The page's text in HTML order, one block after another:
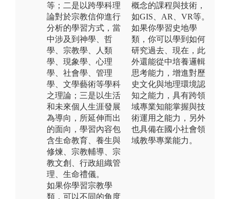
等；二是以跨學科理
論對於宗教信仰進行
分析的學習方式，當
中涉及到神學、哲
學、宗教學、人類
學、現象學、心理
學、社會學、管理
學、文學藝術等學科
之理論；三是以生活
和未來個人生涯發展
為導向，所延伸而出
的面向，學習內容包
含生命教育、養生與
修煉、宗教輔導、宗
教文創、行政組織管
理、生命禮儀。
如果你學習宗教學
類，可以不同的角度
概念的課程與技術，
如GIS、AR、VR等。
如果你學習史地學
類，你可以學到如何
研究過去、現在，此
外還能從中培養邏輯
思考能力，增進對歷
史文化與地理環境認
知之能力，具有跨領
域專業知能掌握與技
術運用之能力，另外
也具備在國小社會領
域教學專業能力。